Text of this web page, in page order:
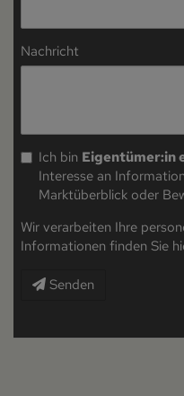
Nachricht
Ich bin Eigentümer:in
Interesse an
Marktüberblick oder
Wir verarbeiten Ihre
Informationen finden Sie
Senden